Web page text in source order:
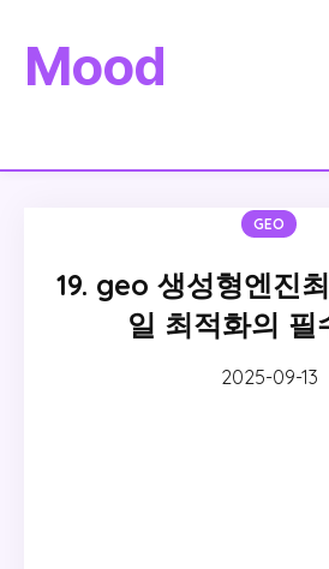
Mood
GEO
19. geo 생성형엔진
일 최적화의 필
2025-09-13